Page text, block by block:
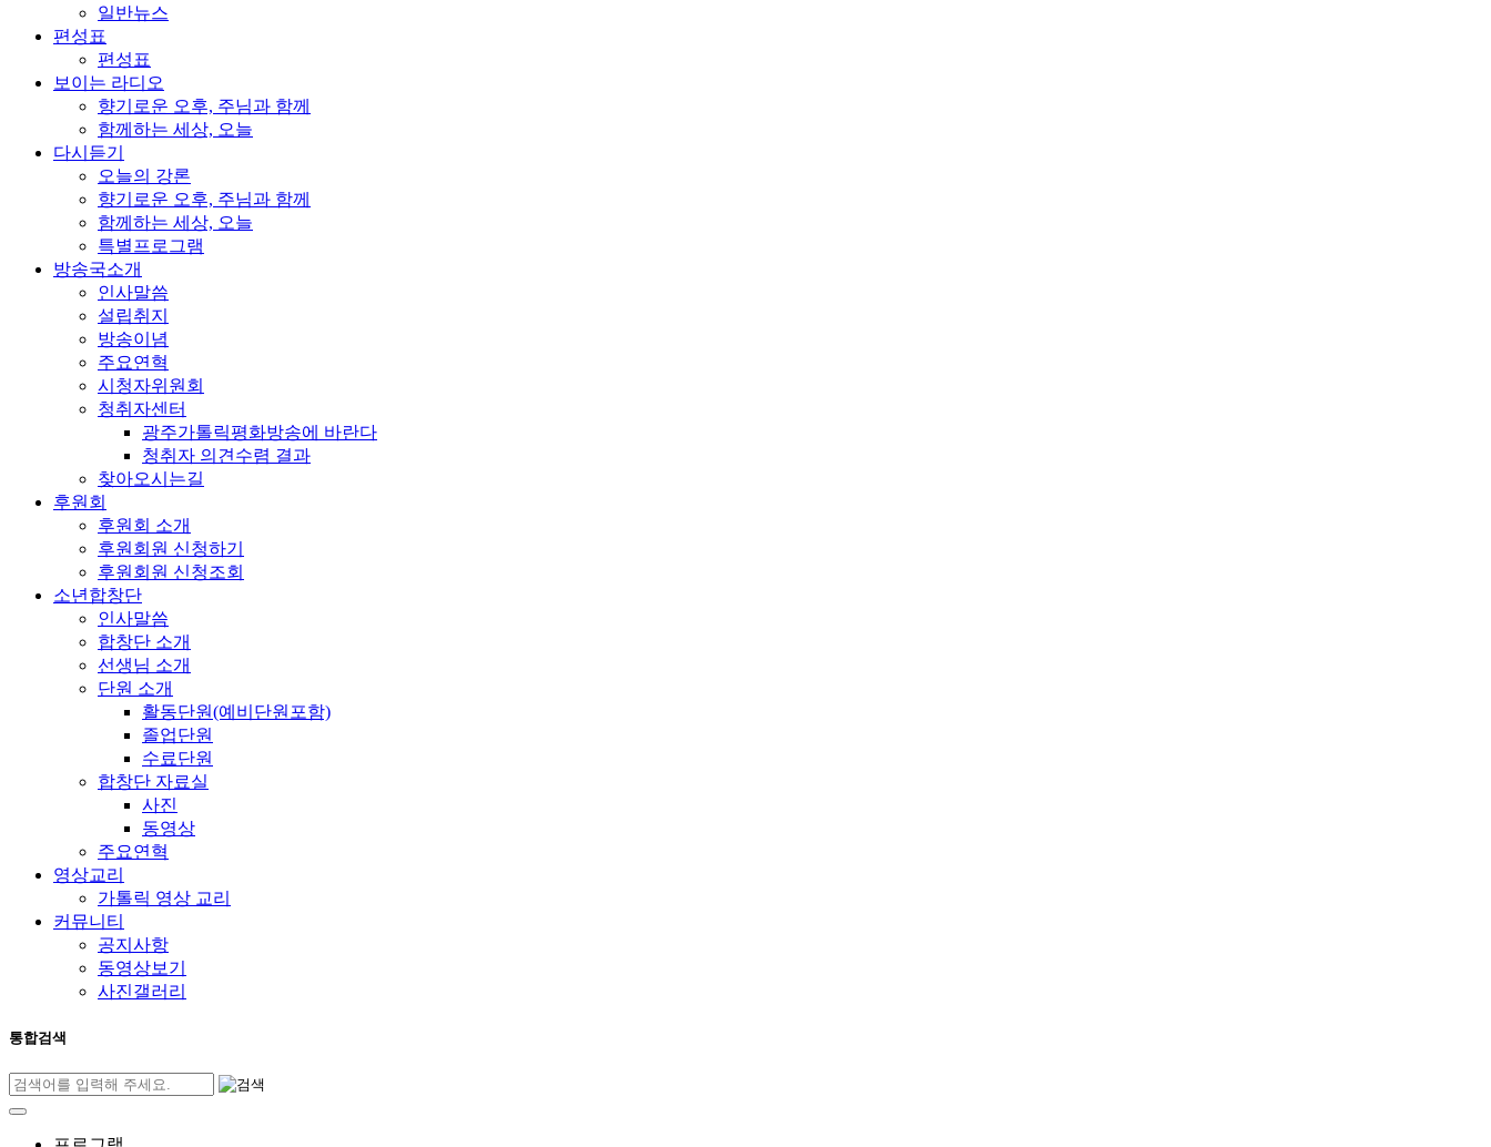
일반뉴스
편성표
편성표
보이는 라디오
향기로운 오후, 주님과 함께
함께하는 세상, 오늘
다시듣기
오늘의 강론
향기로운 오후, 주님과 함께
함께하는 세상, 오늘
특별프로그램
방송국소개
인사말씀
설립취지
방송이념
주요연혁
시청자위원회
청취자센터
광주가톨릭평화방송에 바란다
청취자 의견수렴 결과
찾아오시는길
후원회
후원회 소개
후원회원 신청하기
후원회원 신청조회
소년합창단
인사말씀
합창단 소개
선생님 소개
단원 소개
활동단원(예비단원포함)
졸업단원
수료단원
합창단 자료실
사진
동영상
주요연혁
영상교리
가톨릭 영상 교리
커뮤니티
공지사항
동영상보기
사진갤러리
통합검색